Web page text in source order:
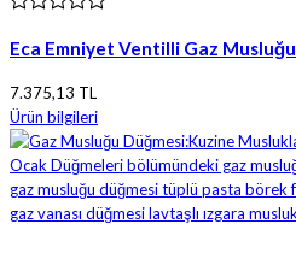
Eca Emniyet Ventilli Gaz Musluğu
7.375,13 TL
Ürün bilgileri